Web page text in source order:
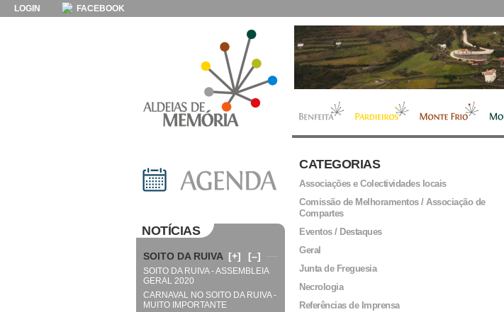
LOGIN FACEBOOK
CATEGORIAS
Associações e Colectividades locais
Comissão de Melhoramentos / Associação de
Compartes
Eventos / Destaques
Geral
Junta de Freguesia
Necrologia
Referências de Imprensa
NOTÍCIAS
SOITO DA RUIVA [+] [–]
SOITO DA RUIVA - ASSEMBLEIA
GERAL 2020
CARNAVAL NO SOITO DA RUIVA -
MUITO IMPORTANTE